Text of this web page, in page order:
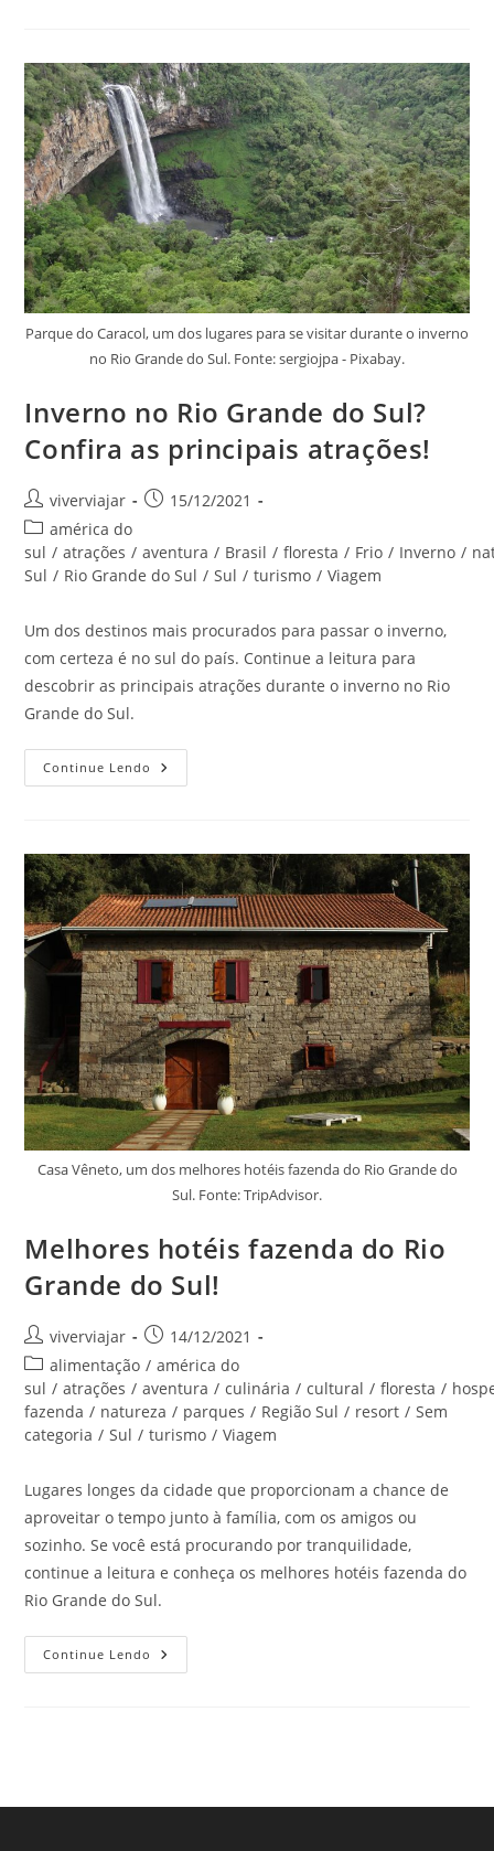
RS!
Parque do Caracol, um dos lugares para se visitar durante o inverno
no Rio Grande do Sul. Fonte: sergiojpa - Pixabay.
Inverno no Rio Grande do Sul?
Confira as principais atrações!
Autor
do
post:
viverviajar
Post15/12/2021
Categoria
do
post:
américa do
sul / atrações / aventura / Brasil / floresta / Frio / Inverno /
Sul / Rio Grande do Sul / Sul / turismo / Viagem
Um dos destinos mais procurados para passar o inverno,
com certeza é no sul do país. Continue a leitura para
descobrir as principais atrações durante o inverno no Rio
Grande do Sul.
Continue Lendo Inverno
No
Confira
As
Principais
Atrações!
Casa Vêneto, um dos melhores hotéis fazenda do Rio Grande do
Sul. Fonte: TripAdvisor.
Melhores hotéis fazenda do Rio
Grande do Sul!
Autor
do
post:
viverviajar
Post
publicado:
14/12/2021
Categoria
do
post:
alimentação / américa do
sul / atrações / aventura / culinária / cultural / floresta /
fazenda / natureza / parques / Região Sul / resort / Sem
categoria / Sul / turismo / Viagem
Lugares longes da cidade que proporcionam a chance de
aproveitar o tempo junto à família, com os amigos ou
sozinho. Se você está procurando por tranquilidade,
continue a leitura e conheça os melhores hotéis fazenda do
Rio Grande do Sul.
Continue Lendo Melhores
Hotéis